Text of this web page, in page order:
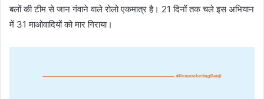
बलों की टीम से जान गंवाने वाले रोलो एकमात्र है। 21 दिनों तक चले इस अभियान
में 31 माओवादियों को मार गिराया।